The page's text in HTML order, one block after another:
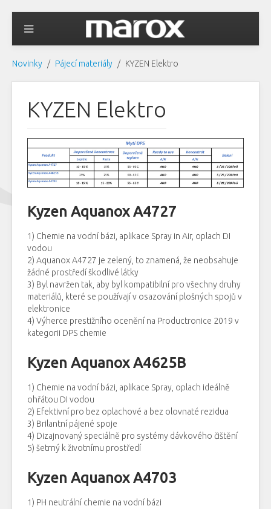
Novinky Pájecí materiály KYZEN Elektro
KYZEN Elektro
Kyzen Aquanox A4727
1) Chemie na vodní bázi, aplikace Spray in Air, oplach DI
vodou
2) Aquanox A4727 je zelený, to znamená, že neobsahuje
žádné prostředí škodlivé látky
3) Byl navržen tak, aby byl kompatibilní pro všechny druhy
materiálů, které se používají v osazování plošných spojů v
elektronice
4) Výherce prestižního ocenění na Productronice 2019 v
kategorii DPS chemie
Kyzen Aquanox A4625B
1) Chemie na vodní bázi, aplikace Spray, oplach ideálně
ohřátou DI vodou
2) Efektivní pro bez oplachové a bez olovnaté rezidua
3) Brilantní pájené spoje
4) Dizajnovaný speciálně pro systémy dávkového čištění
5) šetrný k životnímu prostředí
Kyzen Aquanox A4703
1) PH neutrální chemie na vodní bázi